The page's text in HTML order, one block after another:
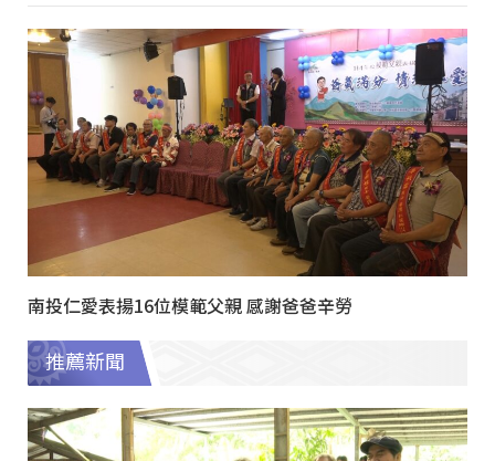
南投仁愛表揚16位模範父親 感謝爸爸辛勞
推薦新聞